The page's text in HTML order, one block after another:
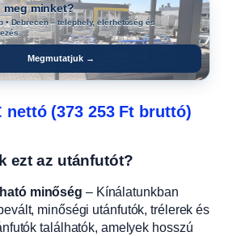
meg minket?
• Debrecen – telephely, elérhetőség és
Megmutatjuk →
nettó (373 253 Ft bruttó)
ezt az utánfutót?
minőség – Kínálatunkban
minőségi utánfutók, trélerek és
találhatók, amelyek hosszú